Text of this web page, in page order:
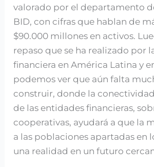
valorado por el departamento
BID, con cifras que hablan de
$90.000 millones en activos.
repaso que se ha realizado por
financiera en América Latina y
podemos ver que aún falta
construir, donde la
de las entidades financieras,
cooperativas, ayudará a que la
a las poblaciones apartadas en
una realidad en un futuro